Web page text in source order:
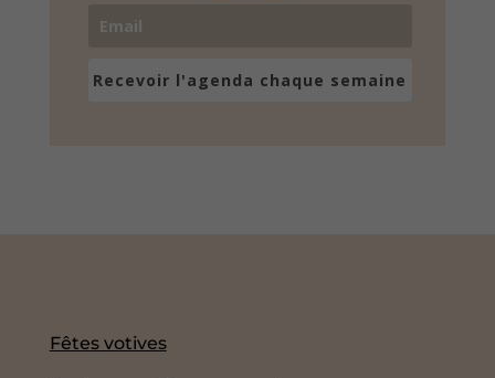
Recevoir l'agenda chaque semaine
Fêtes votives